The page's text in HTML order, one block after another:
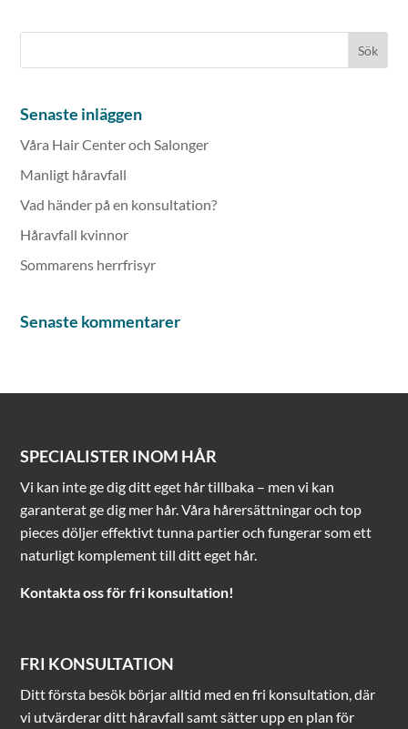
Senaste inläggen
Våra Hair Center och Salonger
Manligt håravfall
Vad händer på en konsultation?
Håravfall kvinnor
Sommarens herrfrisyr
Senaste kommentarer
SPECIALISTER INOM HÅR
Vi kan inte ge dig ditt eget hår tillbaka – men vi kan
garanterat ge dig mer hår. Våra hårersättningar och top
pieces döljer effektivt tunna partier och fungerar som ett
naturligt komplement till ditt eget hår.
Kontakta oss för fri konsultation!
FRI KONSULTATION
Ditt första besök börjar alltid med en fri konsultation, där
vi utvärderar ditt håravfall samt sätter upp en plan för